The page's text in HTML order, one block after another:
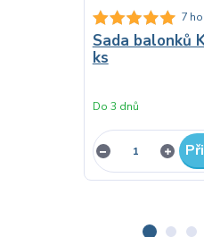
7
Sada balonků
ks
Do 3 dnů